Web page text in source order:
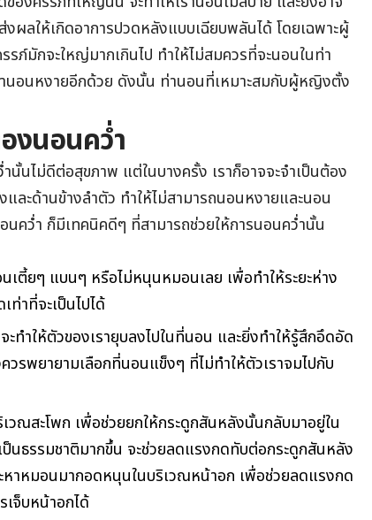
ผลให้เกิดอาการปวดหลังแบบเฉียบพลันได้ โดยเฉพาะผู้
ภ์มักจะใหญ่มากเกินไป ทำให้ไม่สมควรที่จะนอนในท่า
นอนหงายอีกด้วย ดังนั้น ท่านอนที่เหมาะสมกับผู้หญิงตั้ง
งนอนคว่ำ
นั้นไม่ดีต่อสุขภาพ แต่ในบางครั้ง เราก็อาจจะจำเป็นต้อง
ละด้านข้างลำตัว ทำให้ไม่สามารถนอนหงายและนอน
นคว่ำ ก็มีเทคนิคดีๆ ที่สามารถช่วยให้การนอนคว่ำนั้น
เตี้ยๆ แบนๆ หรือไม่หนุนหมอนเลย เพื่อทำให้ระยะห่าง
าที่จะเป็นไปได้
ทำให้ตัวของเรายุบลงไปในที่นอน และยิ่งทำให้รู้สึกอึดอัด
วรพยายามเลือกที่นอนแข็งๆ ที่ไม่ทำให้ตัวเราจมไปกับ
วณสะโพก เพื่อช่วยยกให้กระดูกสันหลังนั้นกลับมาอยู่ใน
ป็นธรรมชาติมากขึ้น จะช่วยลดแรงกดทับต่อกระดูกสันหลัง
าหมอนมากอดหนุนในบริเวณหน้าอก เพื่อช่วยลดแรงกด
เจ็บหน้าอกได้